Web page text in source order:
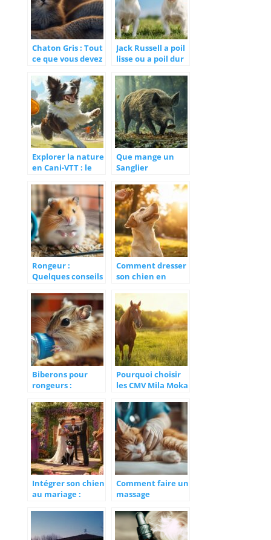
Chaton Gris : Tout
ce que vous devez
noms inspirés de
la mythologie
Jack Russell a poil
lisse ou a poil dur
choisir ?
L’evolution
historique
influencant votre
decision
Explorer la nature
en Cani-VTT : le
pratiquer avec
son border collie
Que mange un
Sanglier
Adaptation de son
régime face aux
nouvelles
conditions
environnemental
es
Rongeur :
Quelques conseils
son hamster tout
en protégeant vos
autres animaux
domestiques
Comment dresser
son chien en
minutes par jour
pour lui
apprendre des
tours
impressionnants
Biberons pour
rongeurs :
importants pour
l’hydratation en
voyage ?
Pourquoi choisir
les CMV Mila Moka
votre cheval
Intégrer son chien
au mariage :
harmoniser sa
Comment faire un
massage
chien ou un chat ?
Quand cette